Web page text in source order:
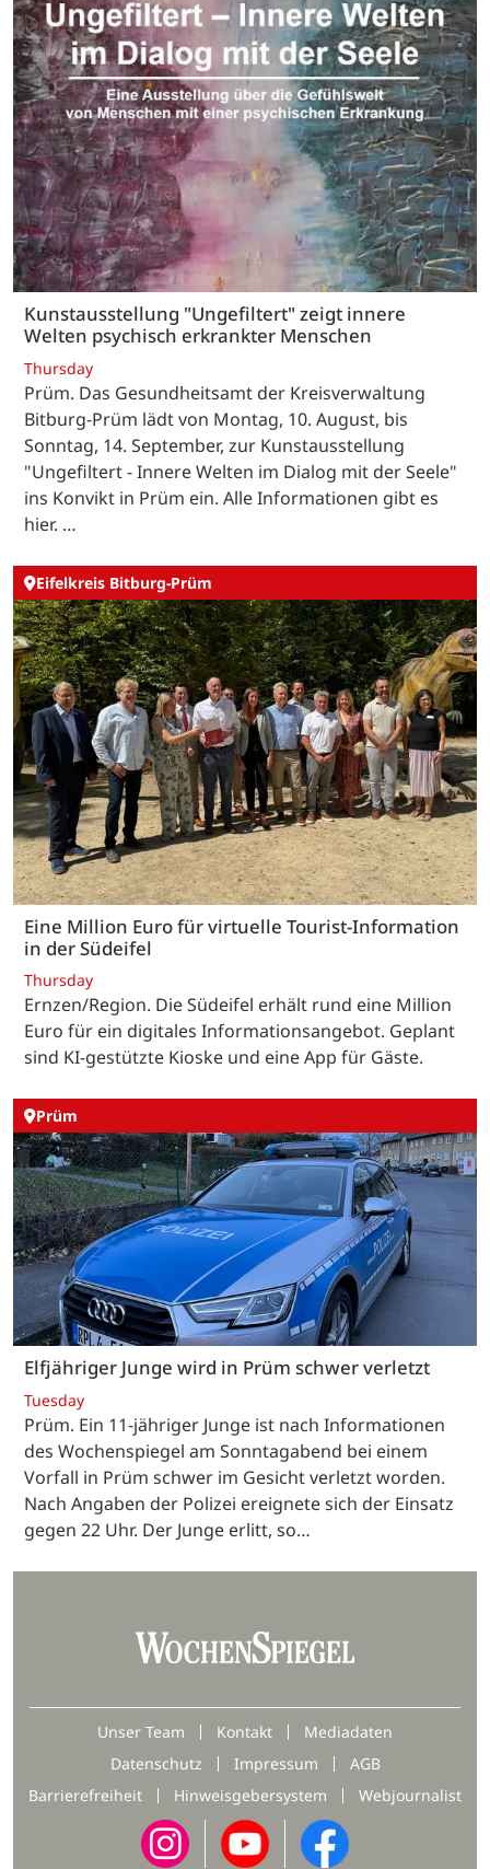
Kunstausstellung "Ungefiltert" zeigt innere
Welten psychisch erkrankter Menschen
Thursday
Prüm. Das Gesundheitsamt der Kreisverwaltung
Bitburg-Prüm lädt von Montag, 10. August, bis
Sonntag, 14. September, zur Kunstausstellung
"Ungefiltert - Innere Welten im Dialog mit der Seele"
ins Konvikt in Prüm ein. Alle Informationen gibt es
hier. …
Eifelkreis Bitburg-Prüm
Eine Million Euro für virtuelle Tourist-Information
in der Südeifel
Thursday
Ernzen/Region. Die Südeifel erhält rund eine Million
Euro für ein digitales Informationsangebot. Geplant
sind KI-gestützte Kioske und eine App für Gäste.
Prüm
Elfjähriger Junge wird in Prüm schwer verletzt
Tuesday
Prüm. Ein 11-jähriger Junge ist nach Informationen
des Wochenspiegel am Sonntagabend bei einem
Vorfall in Prüm schwer im Gesicht verletzt worden.
Nach Angaben der Polizei ereignete sich der Einsatz
gegen 22 Uhr. Der Junge erlitt, so…
Unser Team Kontakt
Mediadaten
Datenschutz
Impressum
AGB
Barrierefreiheit
Hinweisgebersystem Webjournalist